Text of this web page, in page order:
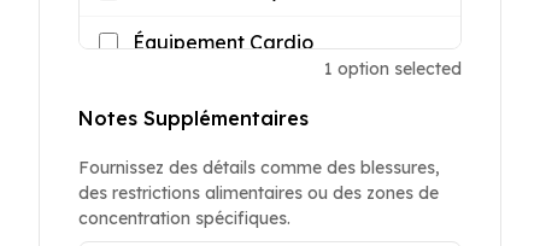
Équipement Cardio
1 option selected
Notes Supplémentaires
Fournissez des détails comme des blessures,
des restrictions alimentaires ou des zones de
concentration spécifiques.